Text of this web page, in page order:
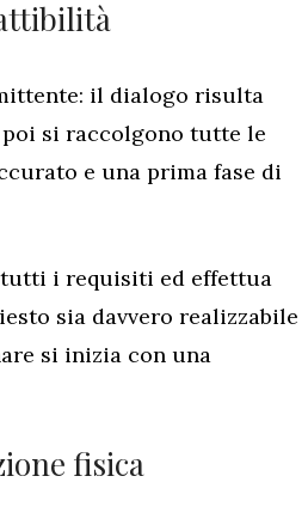
il dialogo risulta
si raccolgono tutte le
e una prima fase di
i requisiti ed effettua
sia davvero realizzabile
si inizia con una
fisica